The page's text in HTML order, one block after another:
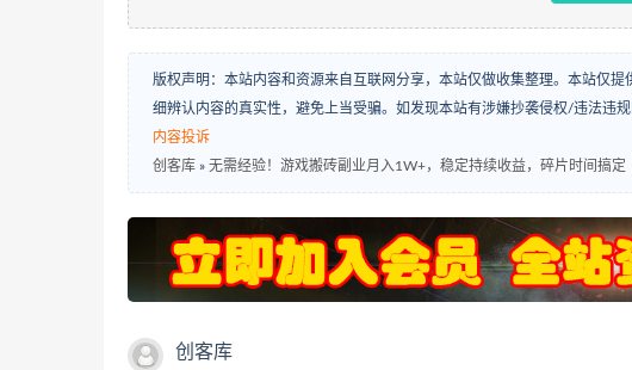
版权声明：本站内容和资源来自互联网分享，本站仅做收集整理。本站仅
细辨认内容的真实性，避免上当受骗。如发现本站有涉嫌抄袭侵权/违法违
内容投诉
创客库 » 无需经验！游戏搬砖副业月入1W+，稳定持续收益，碎片时间搞定
创客库